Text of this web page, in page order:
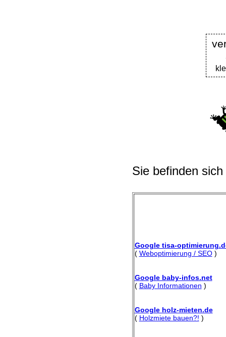
Sie befinden
Google tisa-
( Weboptimierung / SEO)
Google baby-infos.net
( Baby Informationen )
Google holz-mieten.de
( Holzmiete bauen?! )